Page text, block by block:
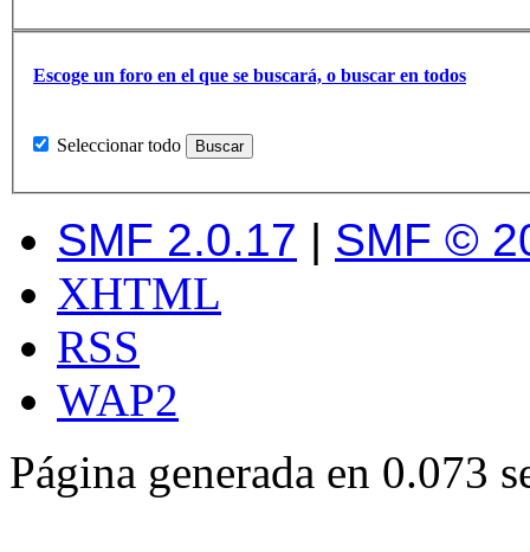
Escoge un foro en el que se buscará, o buscar en todos
Seleccionar todo
SMF 2.0.17 | SMF ©
XHTML
RSS
WAP2
Página generada en 0.073